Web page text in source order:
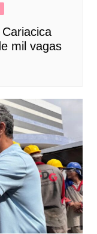
mil vagas